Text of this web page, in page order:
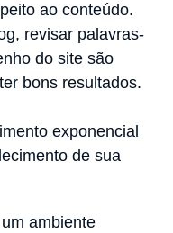
ao conteúdo.
revisar palavras-
do site são
bons resultados.
exponencial
de sua
ambiente